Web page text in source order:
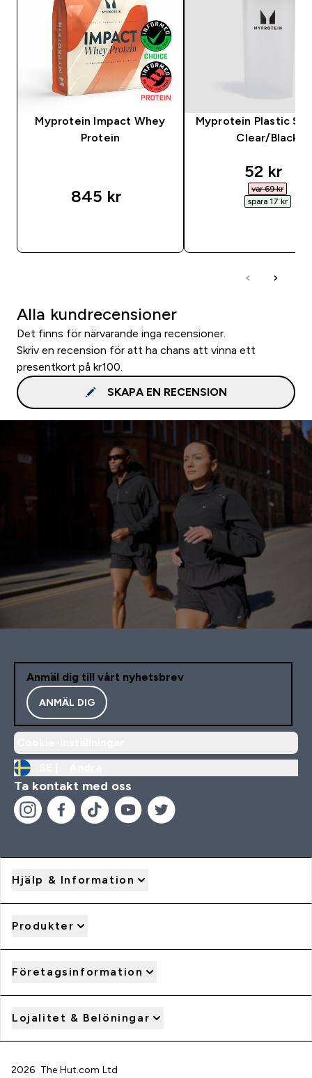
Myprotein Impact Whey
Protein
845 kr‎
Myprotein Plastic
Clear/Black
52 kr‎
var 69 kr‎
spara 17 kr‎
Alla kundrecensioner
Det finns för närvarande inga recensioner.
Skriv en recension för att ha chans att vinna ett
presentkort på kr100.
SKAPA EN RECENSION
Anmäl dig till vårt nyhetsbrev
ANMÄL DIG
Ta kontakt med oss
Hjälp & Information
Produkter
Företagsinformation
Lojalitet & Belöningar
2026 The Hut.com Ltd